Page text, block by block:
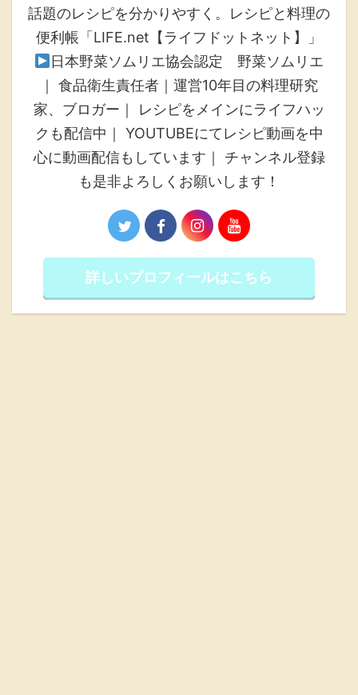
話題のレシピを分かりやすく。レシピと料理の
便利帳「LIFE.net【ライフドットネット】」
日本野菜ソムリエ協会認定 野菜ソムリエ
｜ 食品衛生責任者｜運営10年目の料理研究
家、ブロガー｜ レシピをメインにライフハッ
クも配信中｜ YOUTUBEにてレシピ動画を中
心に動画配信もしています｜ チャンネル登録
も是非よろしくお願いします！
詳しいプロフィールはこちら